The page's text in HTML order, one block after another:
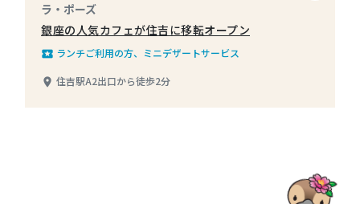
ラ・ポーズ
銀座の人気カフェが住吉に移転オープン
local_play ランチご利用の方、ミニデザートサービス
place 住吉駅A2出口から徒歩2分